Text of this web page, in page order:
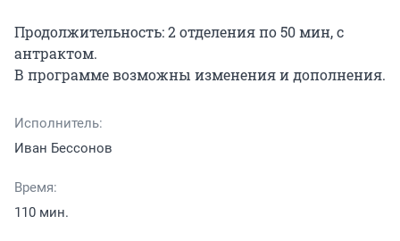
Продолжительность: 2 отделения по 50 мин, с
антрактом.
В программе возможны изменения и дополнения.
Исполнитель:
Иван Бессонов
Время:
110 мин.